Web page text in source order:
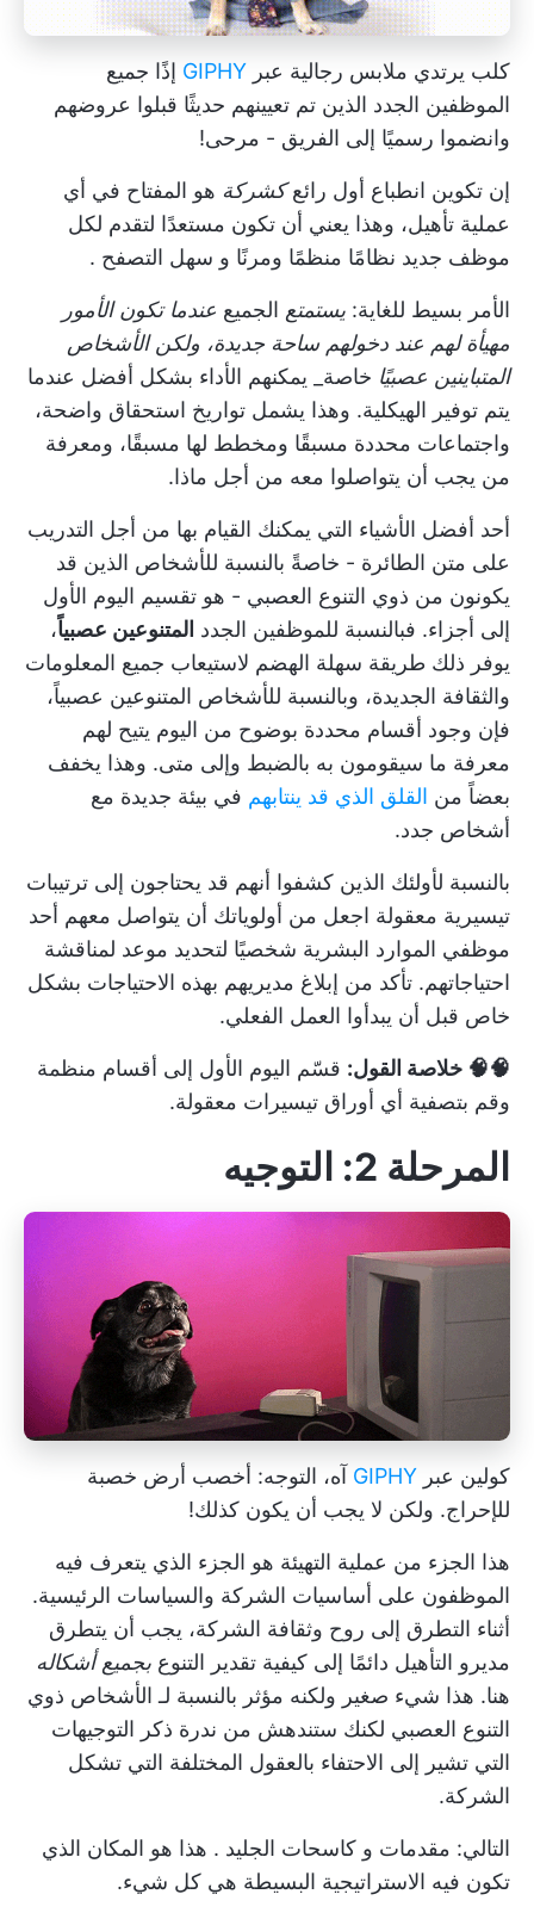
كلب يرتدي ملابس رجالية عبر GIPHY إذًا جميع
الموظفين الجدد الذين تم تعيينهم حديثًا قبلوا عروضهم
وانضموا رسميًا إلى الفريق - مرحى!
إن تكوين انطباع أول رائعكشركة هو المفتاح في أي
عملية تأهيل، وهذا يعني أن تكون مستعدًا لتقدم لكل
موظف جديد نظامًا منظمًا ومرنًا و سهل التصفح .
الأمر بسيط للغاية: يستمتع الجميع عندما تكون الأمور
مهيأة لهم عند دخولهم ساحة جديدة، ولكن الأشخاص
المتباينين عصبيًا خاصة_ يمكنهم الأداء بشكل أفضل عندما
يتم توفير الهيكلية. وهذا يشمل تواريخ استحقاق واضحة،
واجتماعات محددة مسبقًا ومخطط لها مسبقًا، ومعرفة
من يجب أن يتواصلوا معه من أجل ماذا.
أحد أفضل الأشياء التي يمكنك القيام بها من أجل التدريب
على متن الطائرة - خاصةً بالنسبة للأشخاص الذين قد
يكونون من ذوي التنوع العصبي - هو تقسيم اليوم الأول
إلى أجزاء. فبالنسبة للموظفين الجدد المتنوعين عصبياً،
يوفر ذلك طريقة سهلة الهضم لاستيعاب جميع المعلومات
والثقافة الجديدة، وبالنسبة للأشخاص المتنوعين عصبياً،
فإن وجود أقسام محددة بوضوح من اليوم يتيح لهم
معرفة ما سيقومون به بالضبط وإلى متى. وهذا يخفف
بعضاً من القلق الذي قد ينتابهم في بيئة جديدة مع
أشخاص جدد.
بالنسبة لأولئك الذين كشفوا أنهم قد يحتاجون إلى ترتيبات
تيسيرية معقولة اجعل من أولوياتك أن يتواصل معهم أحد
موظفي الموارد البشرية شخصيًا لتحديد موعد لمناقشة
احتياجاتهم. تأكد من إبلاغ مديريهم بهذه الاحتياجات بشكل
خاص قبل أن يبدأوا العمل الفعلي.
🧠🧠 خلاصة القول: قسّم اليوم الأول إلى أقسام منظمة
وقم بتصفية أي أوراق تيسيرات معقولة.
المرحلة 2: التوجيه
كولين عبر GIPHY آه، التوجه: أخصب أرض خصبة
للإحراج. ولكن لا يجب أن يكون كذلك!
هذا الجزء من عملية التهيئة هو الجزء الذي يتعرف فيه
الموظفون على أساسيات الشركة والسياسات الرئيسية.
أثناء التطرق إلى روح وثقافة الشركة، يجب أن يتطرق
مديرو التأهيل دائمًا إلى كيفية تقدير التنوع بجميع أشكاله
هنا. هذا شيء صغير ولكنه مؤثر بالنسبة لـ الأشخاص ذوي
التنوع العصبي لكنك ستندهش من ندرة ذكر التوجيهات
التي تشير إلى الاحتفاء بالعقول المختلفة التي تشكل
الشركة.
التالي: مقدمات و كاسحات الجليد . هذا هو المكان الذي
تكون فيه الاستراتيجية البسيطة هي كل شيء.